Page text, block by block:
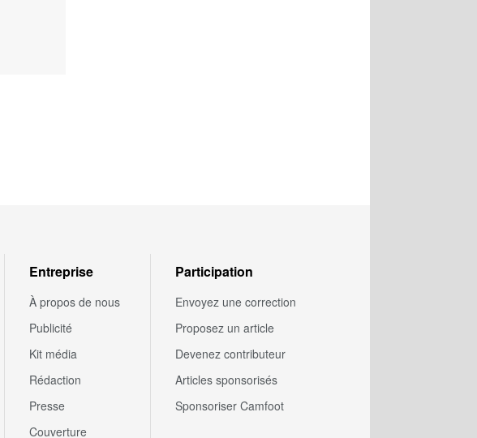
Entreprise
À propos de nous
Publicité
Kit média
Rédaction
Presse
Couverture
Participation
Envoyez une correction
Proposez un article
Devenez contributeur
Articles sponsorisés
Sponsoriser Camfoot